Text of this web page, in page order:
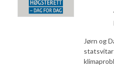
Jørn og
statsvitar